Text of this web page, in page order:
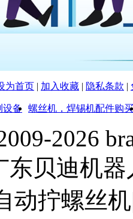
为首页 | 加入收藏 | 隐私条款 |
设备 螺丝机，焊锡机配件购买
2026
东贝迪机
动拧螺丝